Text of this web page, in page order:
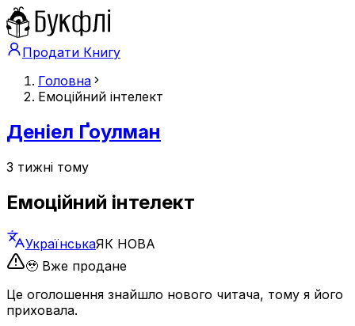
Продати Книгу
Головна
Емоційний інтелект
Денiел Ґоулман
3 тижні тому
Емоційний інтелект
УкраїнськаЯК НОВА
🥹 Вже продане
Це оголошення знайшло нового читача, тому я його
приховала.